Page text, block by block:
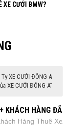
XE CƯỚI BMW?
XE CƯỚI ĐÔNG A
XE CƯỚI ĐÔNG A”
KHÁCH HÀNG ĐÃ
Hàng Thuê Xe